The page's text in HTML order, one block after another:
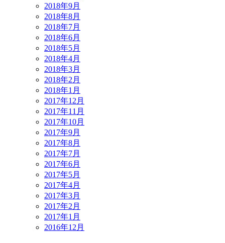
2018年9月
2018年8月
2018年7月
2018年6月
2018年5月
2018年4月
2018年3月
2018年2月
2018年1月
2017年12月
2017年11月
2017年10月
2017年9月
2017年8月
2017年7月
2017年6月
2017年5月
2017年4月
2017年3月
2017年2月
2017年1月
2016年12月